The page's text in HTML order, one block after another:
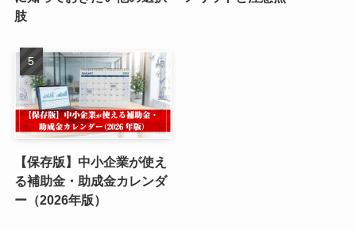
肢
【保存版】中小企業が使え
る補助金・助成金カレンダ
ー（2026年版）